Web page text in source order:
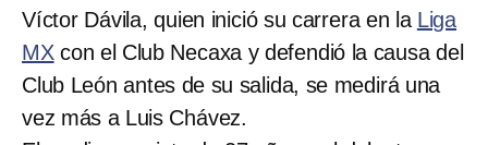
Víctor Dávila, quien inició su carrera en la Liga
MXcon el Club Necaxa y defendió la causa del
Club León antes de su salida, se medirá una
vez más a Luis Chávez.